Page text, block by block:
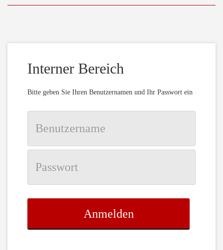
Interner Bereich
Bitte geben Sie Ihren Benutzernamen und Ihr Passwort ein